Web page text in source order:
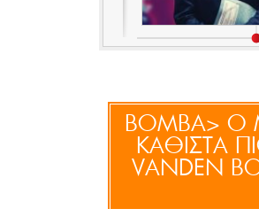
BOMBA>
ΚΑΘΙΣΤΑ
VANDEN